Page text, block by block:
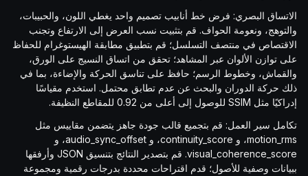
الاتساق البصري: فرض خط أنابيب تصميم واحد يغطي اللون، والحبيبات،
والتوهج، ونعومة الحواف. قم بتثبيت نسب العرض إلى الارتفاع وتجنب
الاقتصاص في منتصف التسلسل؛ قم بتطبيق مطابقة الهيستوغرام للحفاظ
على توازن الألوان عبر المشاهد؛ تحقق من اتساق النسيج على الورق،
والقماش، وخطوط الرسم؛ حافظ على تناسق الحركة والإضاءة، بما في
ذلك حركة الدوران والبحث عن عدم تطابق محتمل. استخدم مقياسًا
إدراكيًا مثل SSIM للوصول إلى أعلى من 0.92 للمقاطع النظيفة.
تكامل سير العمل: قم بتجميع قالب جودة جاهز يتضمن مقاييس مثل
motion_rms، و continuity_score، و audio_sync_offset، و
visual_coherence_score. قم بتصدير النتائج بتنسيق JSON وأرفقها
ببيانات وصفية للأصول؛ قدم اقتراحات محددة بدرجات رقمية ومجموعة